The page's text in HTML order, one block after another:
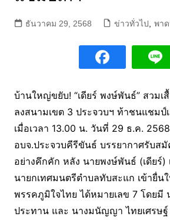
ธันวาคม 29, 2568 ข่าวทั่วไป พา
บ้านใหญ่ขยับ! “เดียร์ พงษ์พันธ์” สวมเ
ลงสนามเขต 3 ประจวบฯ ท้าชนแชมป์
เมื่อเวลา 13.00 น. วันที่ 29 ธ.ค.
อบจ.ประจวบคีรีขันธ์ บรรยากาศรับสมั
อย่างคึกคัก หลัง นายพงษ์พันธ์ (เดียร์)
นายกเทศมนตรีตำบลทับสะแก เข้ายื่น
พรรคภูมิใจไทย ได้หมายเลข 7 โดยมี
ประทาน และ นางมนัญญา ไทยเศรษ